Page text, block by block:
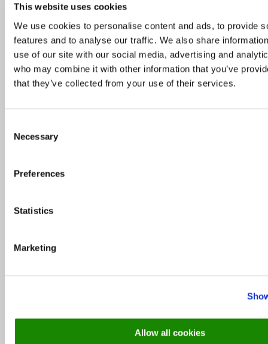
This website uses cookies
We use cookies to personalise content and ads, to provide
features and to analyse our traffic. We also share
use of our site with our social media, advertising and
who may combine it with other information that you’ve
that they’ve collected from your use of their services.
Selection
Necessary
Preferences
Statistics
Marketing
Allow all cookies
Herkullisia tapahtumia ympäri vuoden –
älä anna mennä ohi suun!
Pääset katsomaan kaikki DinnerBooking -tapahtumat
Tilaamalla uutiskirjeemme varmistat, ettet jatkossa missaa
Tags:Helsinki
Previous story
You may also like...